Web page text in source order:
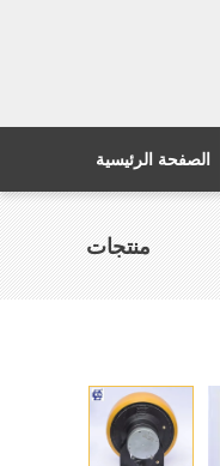
الصفحة الرئيسية
منتجات